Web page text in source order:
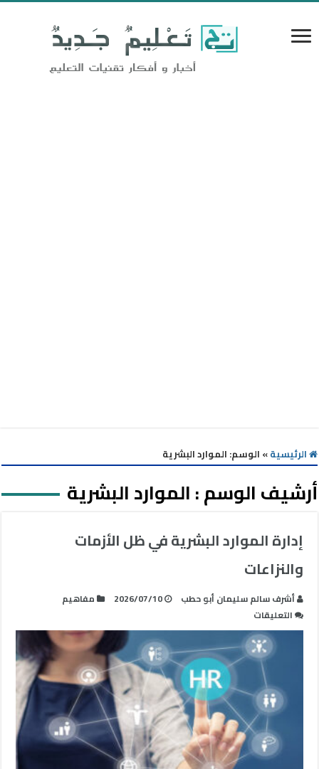
الرئيسية» الوسم: الموارد البشرية
أرشيف الوسم :الموارد البشرية
إدارة الموارد البشرية في ظل الأزمات
والنزاعات
أشرف سالم سليمان أبو حطب 2026/07/10
مفاهيم
التعليقات
إدارة
الموارد
البشرية
ظل
الأزمات
والنزاعات
مغلقة